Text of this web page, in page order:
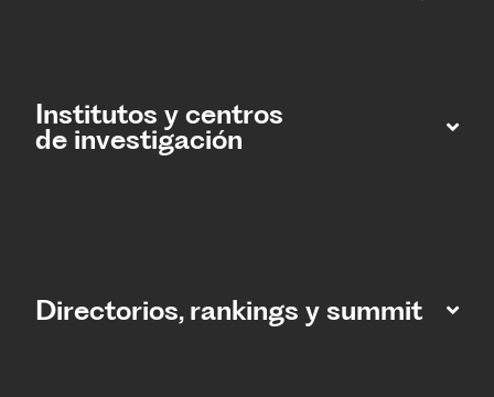
Institutos y centros
de investigación
Directorios, rankings y summit